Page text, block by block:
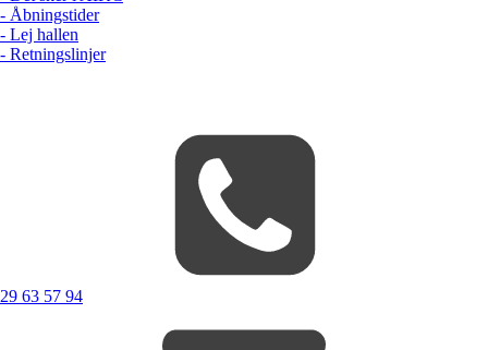
- Åbningstider
- Lej hallen
- Retningslinjer
29 63 57 94